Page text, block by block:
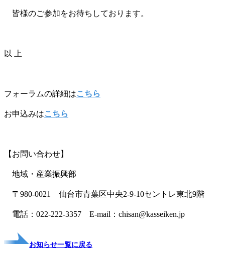
皆様のご参加をお待ちしております。
以 上
フォーラムの詳細はこちら
お申込みはこちら
【お問い合わせ】
地域・産業振興部
〒980-0021 仙台市青葉区中央2-9-10セントレ東北9階
電話：022-222-3357 E-mail：chisan@kasseiken.jp
お知らせ一覧に戻る